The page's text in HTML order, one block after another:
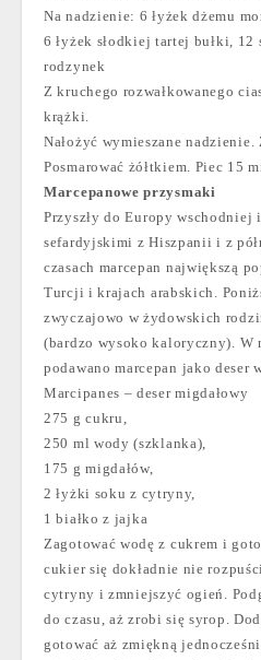
Na nadzienie: 6 łyżek dżemu
6 łyżek słodkiej tartej bułki, 12
rodzynek
Z kruchego rozwałkowanego
krążki.
Nałożyć wymieszane
Posmarować żółtkiem. Piec 15
Marcepanowe przysmaki
Przyszły do Europy wschodniej
sefardyjskimi z Hiszpanii i z
czasach marcepan największą
Turcji i krajach arabskich.
zwyczajowo w żydowskich
(bardzo wysoko kaloryczny). W
podawano marcepan jako deser
Marcipanes – deser migdałowy
275 g cukru,
250 ml wody (szklanka),
175 g migdałów,
2 łyżki soku z cytryny,
1 białko z jajka
Zagotować wodę z cukrem i
cukier się dokładnie nie
cytryny i zmniejszyć ogień.
do czasu, aż zrobi się syrop.
gotować aż zmiękną